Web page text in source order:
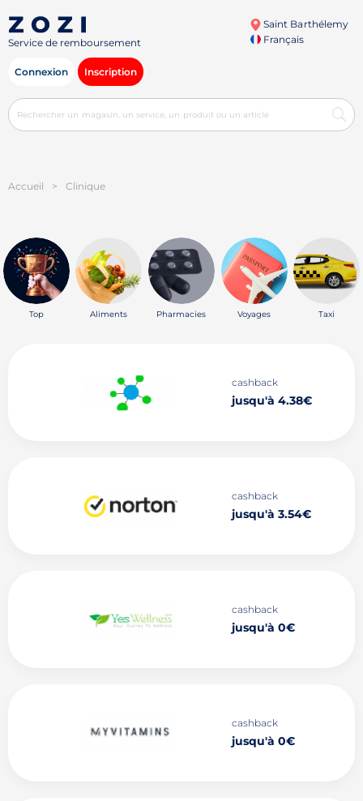
Service de remboursement
Saint Barthélemy
Français
Connexion Inscription
Accueil > Clinique
Top Aliments Pharmacies Voyages Taxi
cashback
jusqu'à 4.38€
cashback
jusqu'à 3.54€
cashback
jusqu'à 0€
cashback
jusqu'à 0€